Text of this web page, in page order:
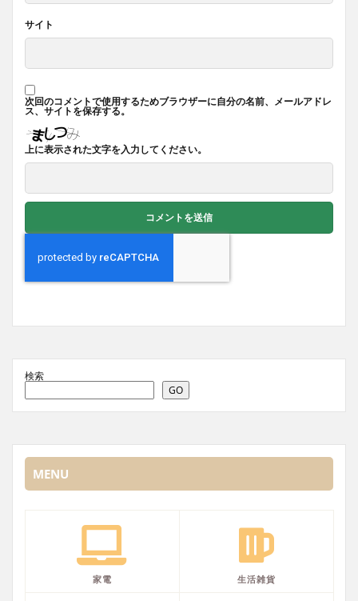
サイト
次回のコメントで使用するためブラウザーに自分の名前、メールアドレ
ス、サイトを保存する。
上に表示された文字を入力してください。
検索
GO
MENU
家電 生活雑貨